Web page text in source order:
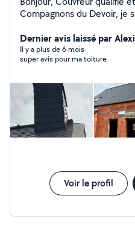
Compagnons du Devoir, je
entretien et traitement de
gouttières, désamiantage,
couvertures en ardoise, tuiles et zinc.
solutions adaptées à vos
contacter !
Dernier avis laissé par
Il y a plus de 6 mois
super avis pour ma toiture
Voir le profil